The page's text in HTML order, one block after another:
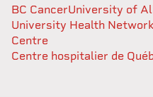
BC CancerUniversity of
University Health
Centre
Centre hospitalier de